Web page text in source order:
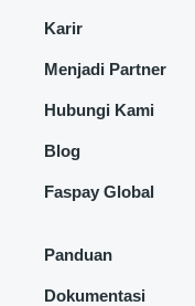
Karir
Menjadi Partner
Hubungi Kami
Blog
Faspay Global
Panduan
Dokumentasi